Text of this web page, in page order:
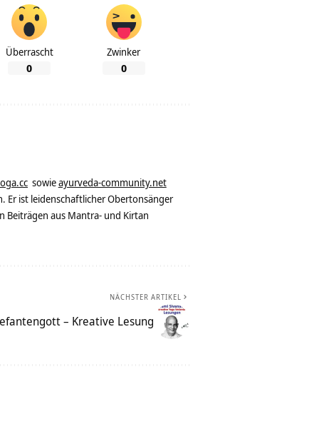
Überrascht
0
Zwinker
0
sowieayurveda-community.net
Er ist leidenschaftlicher Obertonsänger
Beiträgen aus Mantra- und Kirtan
NÄCHSTER ARTIKEL
– Kreative Lesung